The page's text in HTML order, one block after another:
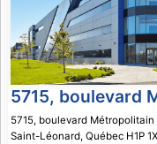
5715, boulevard
5715, boulevard Métropolitain
Saint-Léonard, Québec H1P